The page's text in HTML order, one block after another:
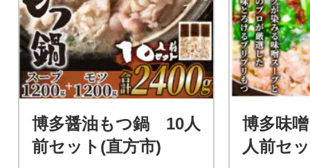
博多醤油もつ鍋 10人
前セット(直方市)
博多味
人前セ